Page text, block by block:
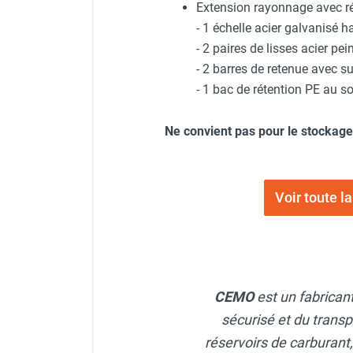
Chauffage FARM au fioul
Chauffage d'atelier granulés / bois /
Chaudière fixe à eau
Aérotherme électrique
Chauffage électrique soufflant
Chauffage haute température pour
étuvage industriel ou destruction
Extension rayonnage avec
- 1 échelle acier galvanisé
- 2 paires de lisses acier
- 2 barres de retenue avec
- 1 bac de rétention PE au
Ne convient pas pour le
Voir toute la
CEMOest un
sécurisé et du
réservoirs de